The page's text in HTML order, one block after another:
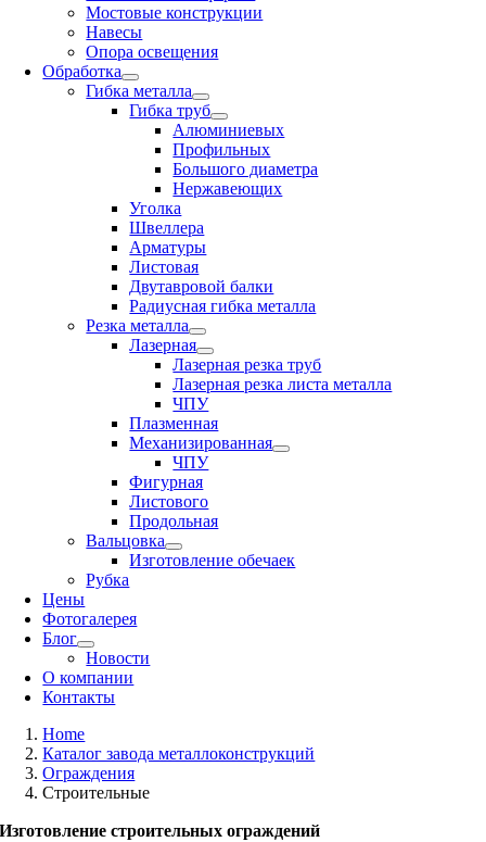
Мостовые конструкции
Навесы
Опора освещения
Обработка
Гибка металла
Гибка труб
Алюминиевых
Профильных
Большого диаметра
Нержавеющих
Уголка
Швеллера
Арматуры
Листовая
Двутавровой балки
Радиусная гибка металла
Резка металла
Лазерная
Лазерная резка труб
Лазерная резка листа металла
ЧПУ
Плазменная
Механизированная
ЧПУ
Фигурная
Листового
Продольная
Вальцовка
Изготовление обечаек
Рубка
Цены
Фотогалерея
Блог
Новости
О компании
Контакты
Home
Каталог завода металлоконструкций
Ограждения
Строительные
Изготовление строительных ограждений